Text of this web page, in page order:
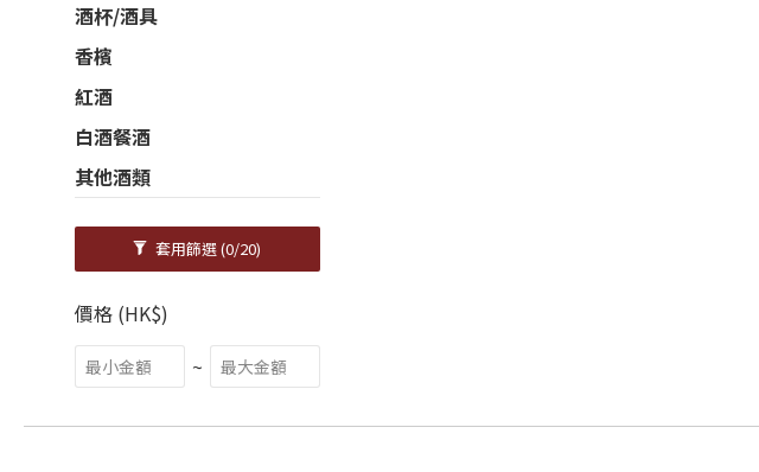
酒杯/酒具
香檳
紅酒
白酒餐酒
其他酒類
套用篩選(0/20)
價格 (HK$)
~